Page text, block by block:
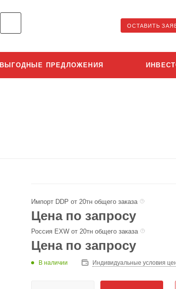
ОСТАВИТЬ
ВЫГОДНЫЕ ПРЕДЛОЖЕНИЯ
Импорт DDP от 20тн общего заказа
Цена по запросу
Россия EXW от 20тн общего заказа
Цена по запросу
В наличии Индивидуальные условия